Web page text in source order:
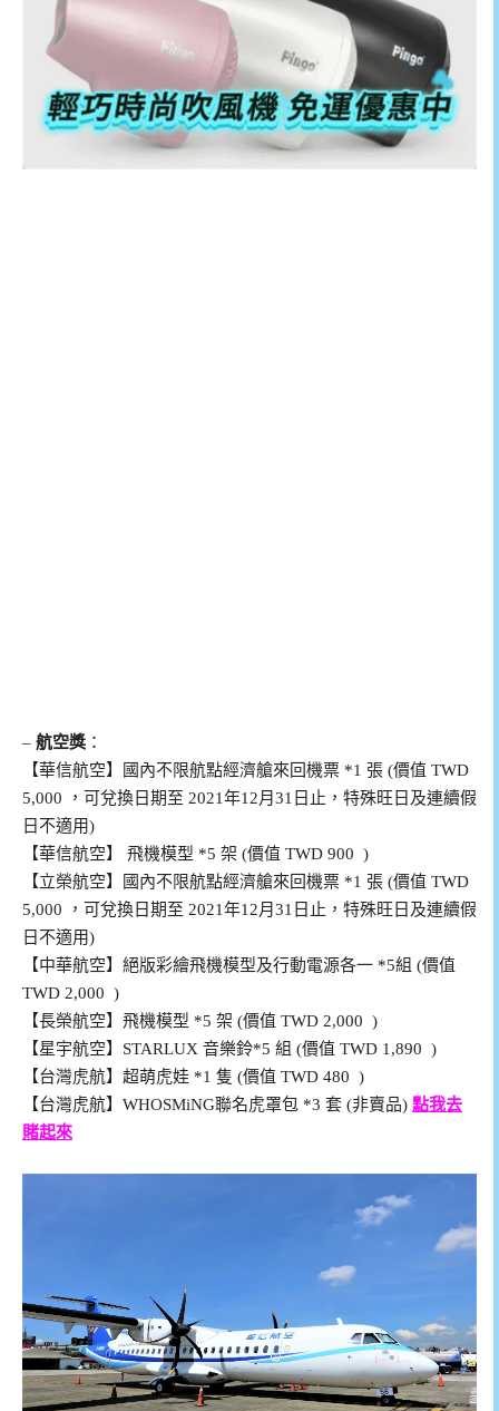
– 航空獎 ：
【華信航空】國內不限航點經濟艙來回機票 *1 張 (價值 TWD
5,000 ，可兌換日期至 2021年12月31日止，特殊旺日及連續假
日不適用)
【華信航空】 飛機模型 *5 架 (價值 TWD 900 )
【立榮航空】國內不限航點經濟艙來回機票 *1 張 (價值 TWD
5,000 ，可兌換日期至 2021年12月31日止，特殊旺日及連續假
日不適用)
【中華航空】絕版彩繪飛機模型及行動電源各一 *5組 (價值
TWD 2,000 )
【長榮航空】飛機模型 *5 架 (價值 TWD 2,000 )
【星宇航空】STARLUX 音樂鈴*5 組 (價值 TWD 1,890 )
【台灣虎航】超萌虎娃 *1 隻 (價值 TWD 480 )
【台灣虎航】WHOSMiNG聯名虎罩包 *3 套 (非賣品) 點我去
賭起來